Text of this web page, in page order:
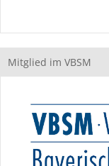
Mitglied im VBSM